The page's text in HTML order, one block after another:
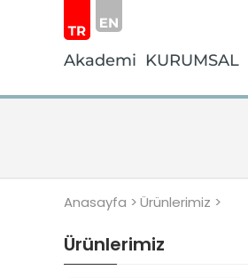
Akademi KURUMSAL
Anasayfa >Ürünlerimiz >
Ürünlerimiz